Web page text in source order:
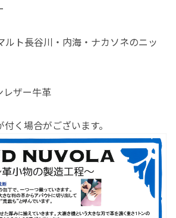
ルト長谷川・内海・ナカソネのニッ
ザー牛革
く場合がございます。